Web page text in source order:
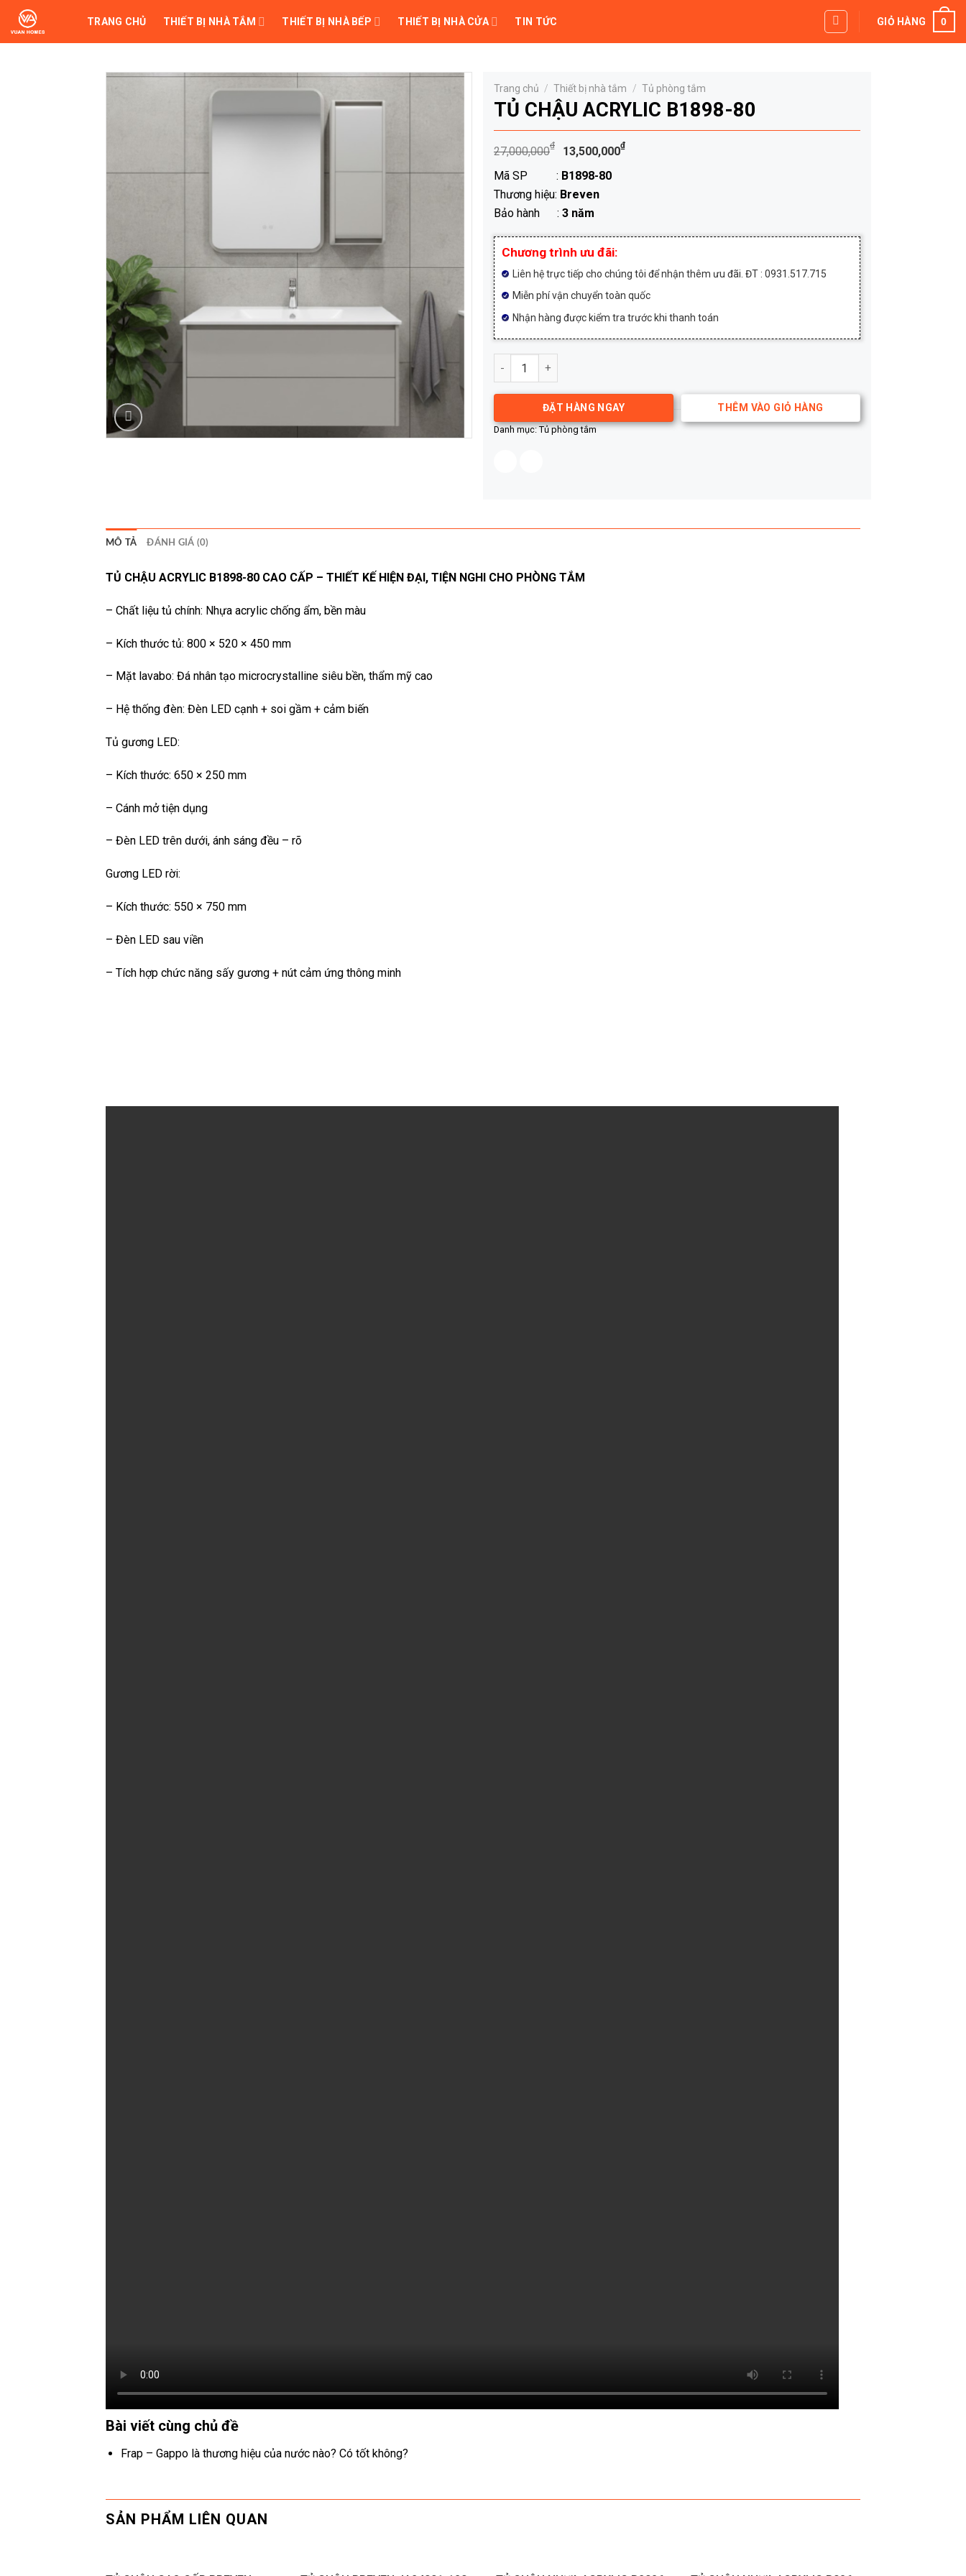
Skip
content
TRANG CHỦ THIẾT BỊ NHÀ TẮM THIẾT BỊ NHÀ BẾP THIẾT BỊ NHÀ CỬA TIN TỨC GIỎ HÀNG 0
Trang chủ / Thiết bị nhà tắm / Tủ phòng tắm
TỦ CHẬU ACRYLIC B1898-80
27,000,000₫
Giá
là:
27,000,000₫.
13,500,000₫Giá
Mã SP : B1898-80
Thương hiệu: Breven
Bảo hành : 3 năm
Chương trình ưu đãi:
Liên hệ trực tiếp cho chúng tôi để nhận thêm ưu đãi. ĐT : 0931.517.715
Miễn phí vận chuyển toàn quốc
Nhận hàng được kiểm tra trước khi thanh toán
TỦ CHẬU ACRYLIC B1898-80 số lượng
THÊM VÀO GIỎ HÀNG
ĐẶT HÀNG NGAY
Danh mục:Tủ phòng tắm
MÔ TẢ ĐÁNH GIÁ (0)
TỦ CHẬU ACRYLIC B1898-80 CAO CẤP – THIẾT KẾ HIỆN ĐẠI, TIỆN NGHI CHO PHÒNG TẮM
– Chất liệu tủ chính: Nhựa acrylic chống ẩm, bền màu
– Kích thước tủ: 800 × 520 × 450 mm
– Mặt lavabo: Đá nhân tạo microcrystalline siêu bền, thẩm mỹ cao
– Hệ thống đèn: Đèn LED cạnh + soi gầm + cảm biến
Tủ gương LED:
– Kích thước: 650 × 250 mm
– Cánh mở tiện dụng
– Đèn LED trên dưới, ánh sáng đều – rõ
Gương LED rời:
– Kích thước: 550 × 750 mm
– Đèn LED sau viền
– Tích hợp chức năng sấy gương + nút cảm ứng thông minh
Bài viết cùng chủ đề
Frap – Gappo là thương hiệu của nước nào? Có tốt không?
SẢN PHẨM LIÊN QUAN